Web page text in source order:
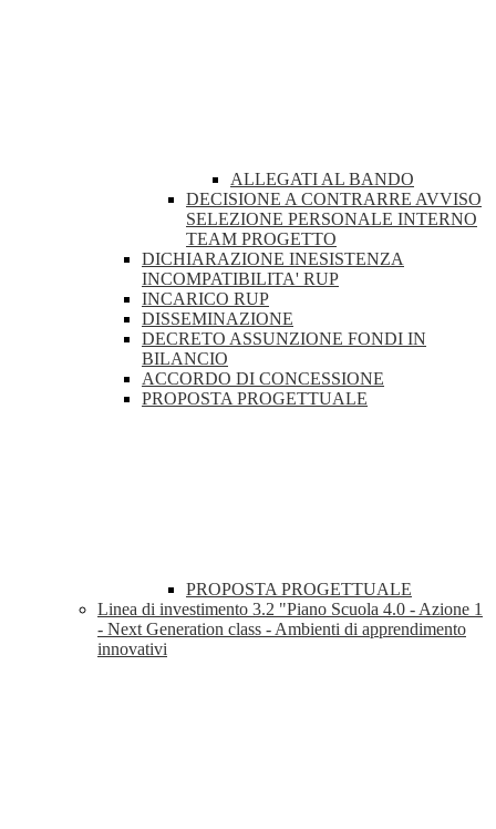
ALLEGATI AL BANDO
DECISIONE A CONTRARRE AVVISO
SELEZIONE PERSONALE INTERNO
TEAM PROGETTO
DICHIARAZIONE INESISTENZA
INCOMPATIBILITA' RUP
INCARICO RUP
DISSEMINAZIONE
DECRETO ASSUNZIONE FONDI IN
BILANCIO
ACCORDO DI CONCESSIONE
PROPOSTA PROGETTUALE
PROPOSTA PROGETTUALE
Linea di investimento 3.2 "Piano Scuola 4.0 - Azione 1
- Next Generation class - Ambienti di apprendimento
innovativi